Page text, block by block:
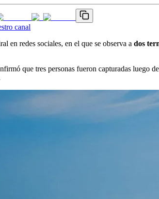
canal
en redes sociales, en el que se observa a dos
que tres personas fueron capturadas luego